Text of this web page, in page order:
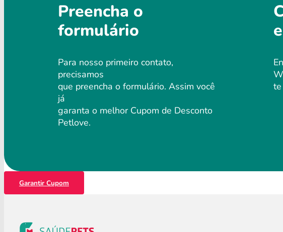
Preencha o
formulário
Para nosso primeiro contato,
precisamos
que preencha o formulário. Assim você
já
garanta o melhor Cupom de Desconto
Petlove.
Garantir Cupom